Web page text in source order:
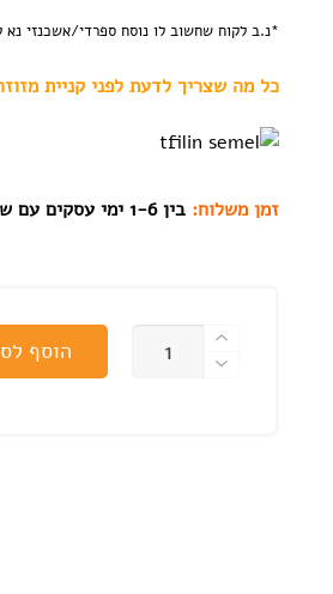
*נ.ב לקוח שחשוב לו נוסח ספרדי/אשכנזי נא
כל מה שצריך לדעת לפני קניית
זמן משלוח: בין 1-6 ימי עסקים עם שליח עד לבית הלקוח
כמות
הוסף